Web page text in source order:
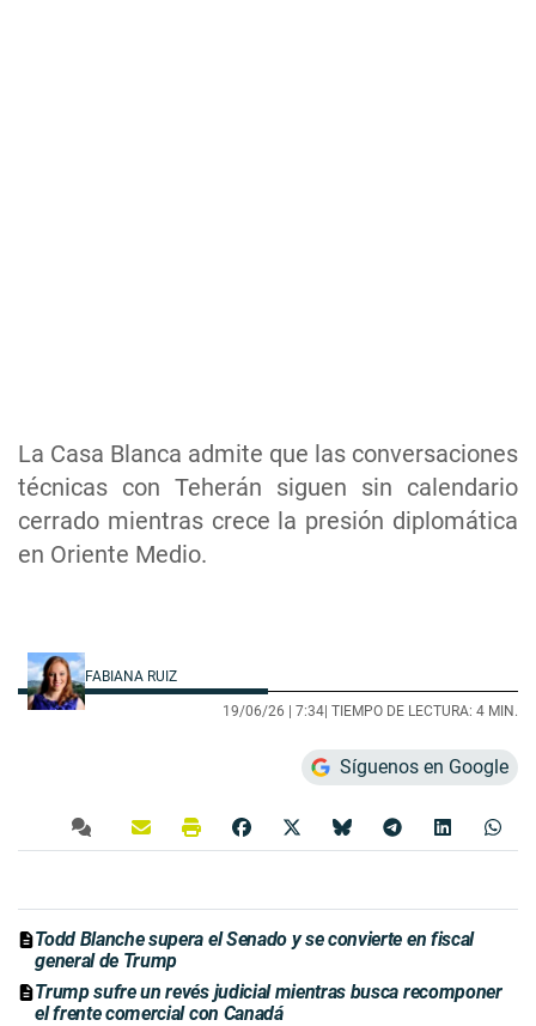
La Casa Blanca admite que las conversaciones
técnicas con Teherán siguen sin calendario
cerrado mientras crece la presión diplomática
en Oriente Medio.
FABIANA RUIZ
19/06/26 | 7:34| TIEMPO DE LECTURA: 4 MIN.
Síguenos en Google
Todd Blanche supera el Senado y se convierte en fiscal
general de Trump
Trump sufre un revés judicial mientras busca recomponer
el frente comercial con Canadá